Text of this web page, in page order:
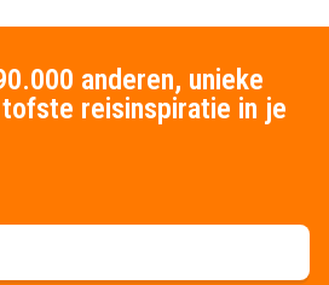
anderen, unieke
reisinspiratie in je